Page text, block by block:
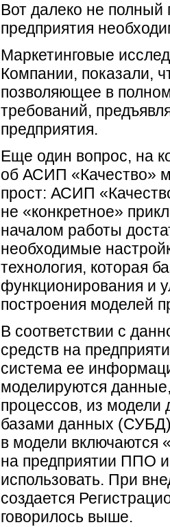
Вот далеко не
предприятия
Маркетинговые
Компании, показали,
позволяющее в
требований,
предприятия.
Еще один вопрос, на
об АСИП «Качество»
прост: АСИП
не «конкретное»
началом работы
необходимые
технология, которая
функционирования и
построения моделей
В соответствии с
средств на
система ее
моделируются
процессов, из модели
базами данных
в модели включаются
на предприятии ППО
использовать. При
создается
говорилось выше.